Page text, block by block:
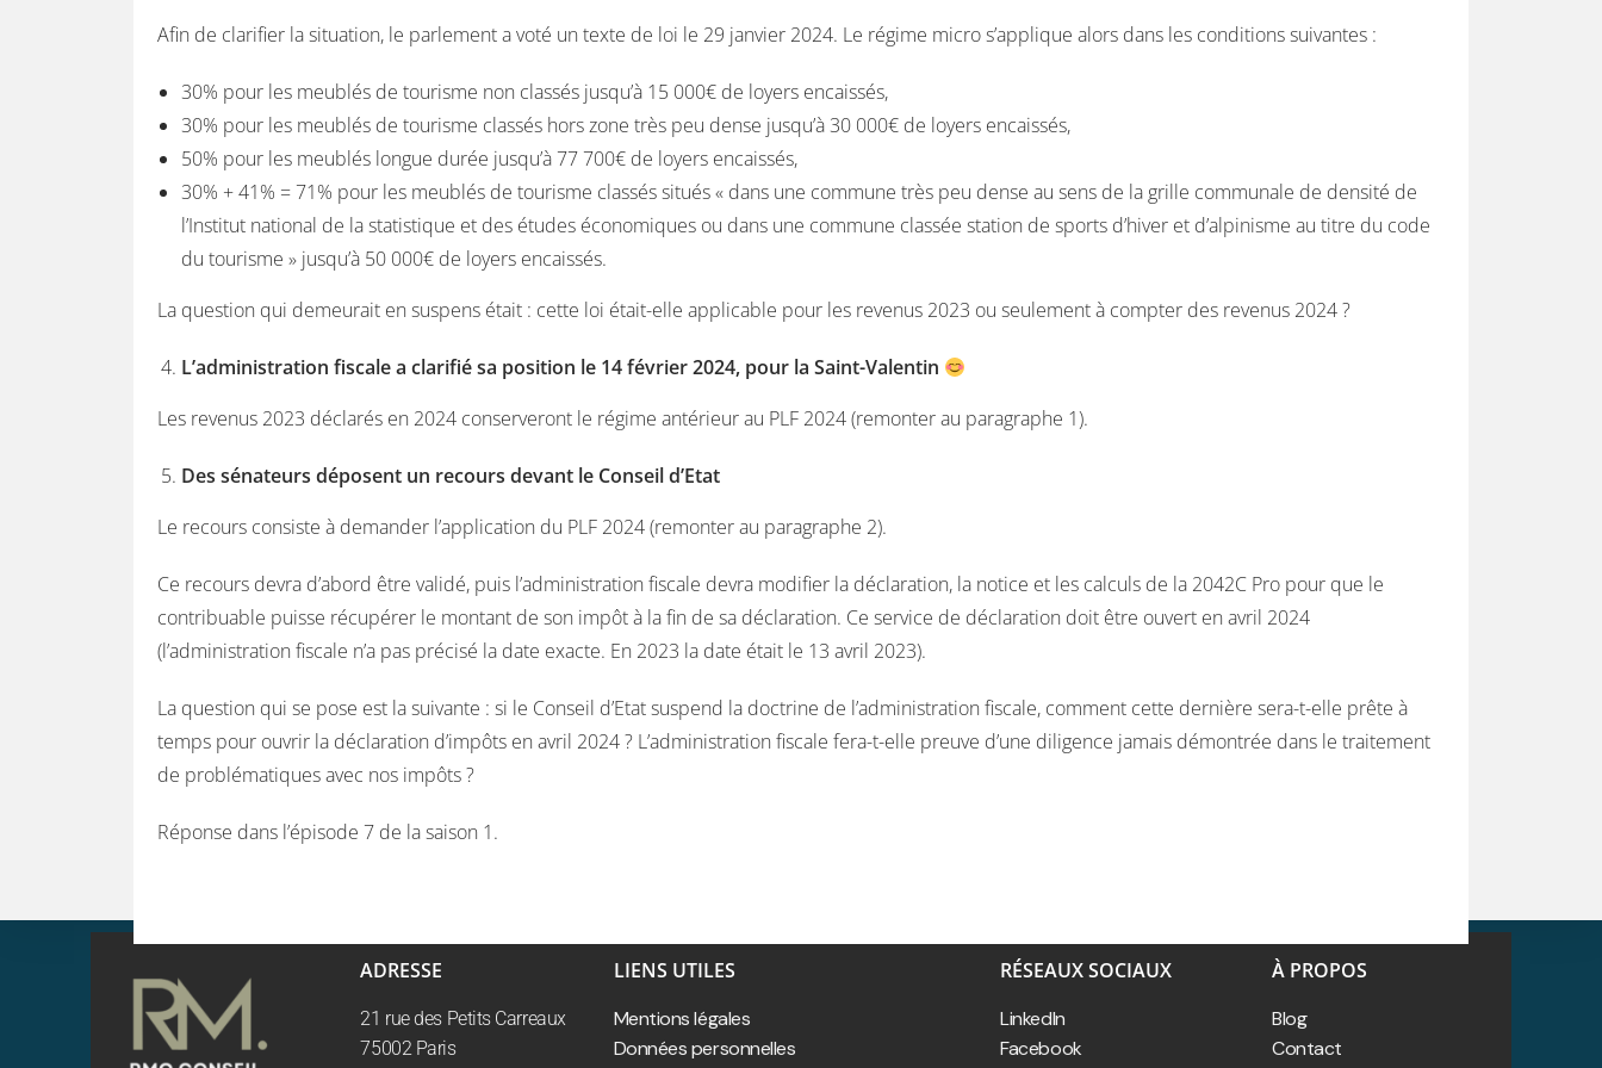
Afin de clarifier la situation, le parlement a voté un texte de loi le 29 janvier 2024. Le régime micro s’applique alors dans les conditions suivantes :
30% pour les meublés de tourisme non classés jusqu’à 15 000€ de loyers encaissés,
30% pour les meublés de tourisme classés hors zone très peu dense jusqu’à 30 000€ de loyers encaissés,
50% pour les meublés longue durée jusqu’à 77 700€ de loyers encaissés,
30% + 41% = 71% pour les meublés de tourisme classés situés « dans une commune très peu dense au sens de la grille communale de densité de
l’Institut national de la statistique et des études économiques ou dans une commune classée station de sports d’hiver et d’alpinisme au titre du code
du tourisme » jusqu’à 50 000€ de loyers encaissés.
La question qui demeurait en suspens était : cette loi était-elle applicable pour les revenus 2023 ou seulement à compter des revenus 2024 ?
L’administration fiscale a clarifié sa position le 14 février 2024, pour la Saint-Valentin
Les revenus 2023 déclarés en 2024 conserveront le régime antérieur au PLF 2024 (remonter au paragraphe 1).
Des sénateurs déposent un recours devant le Conseil d’Etat
Le recours consiste à demander l’application du PLF 2024 (remonter au paragraphe 2).
Ce recours devra d’abord être validé, puis l’administration fiscale devra modifier la déclaration, la notice et les calculs de la 2042C Pro pour que le
contribuable puisse récupérer le montant de son impôt à la fin de sa déclaration. Ce service de déclaration doit être ouvert en avril 2024
(l’administration fiscale n’a pas précisé la date exacte. En 2023 la date était le 13 avril 2023).
La question qui se pose est la suivante : si le Conseil d’Etat suspend la doctrine de l’administration fiscale, comment cette dernière sera-t-elle prête à
temps pour ouvrir la déclaration d’impôts en avril 2024 ? L’administration fiscale fera-t-elle preuve d’une diligence jamais démontrée dans le traitement
de problématiques avec nos impôts ?
Réponse dans l’épisode 7 de la saison 1.
ADRESSE
21 rue des Petits Carreaux
75002 Paris
LIENS UTILES
Mentions légales
Données personnelles
RÉSEAUX SOCIAUX
LinkedIn
Facebook
À PROPOS
Blog
Contact